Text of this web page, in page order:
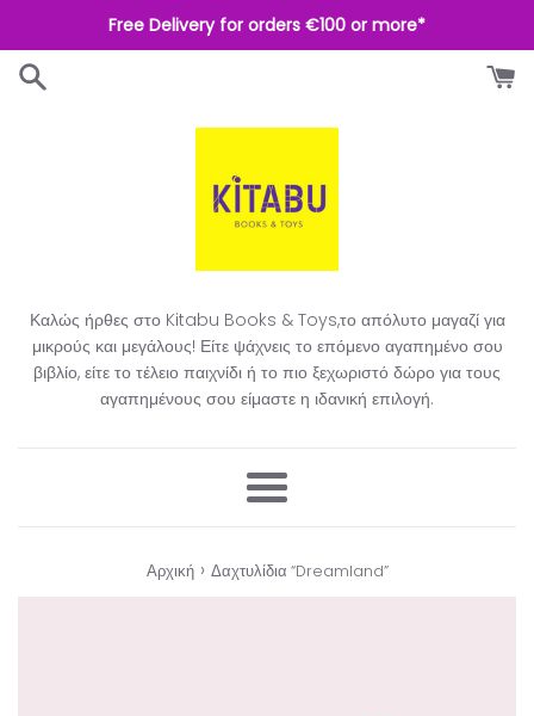
στο
περιεχόμενο
Free Delivery for orders €100 or more*
Καλώς ήρθες στο Kitabu Books & Toys,το απόλυτο μαγαζί για
μικρούς και μεγάλους! Είτε ψάχνεις το επόμενο αγαπημένο σου
βιβλίο, είτε το τέλειο παιχνίδι ή το πιο ξεχωριστό δώρο για τους
αγαπημένους σου είμαστε η ιδανική επιλογή.​
Μενού
Αρχική › Δαχτυλίδια “Dreamland”